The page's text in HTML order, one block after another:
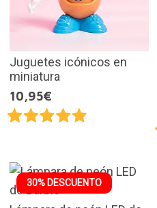
Juguetes icónicos en
miniatura
10,95€
30% DESCUENTO